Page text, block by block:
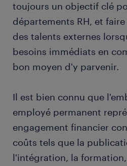
toujours un objectif clé
départements RH, et
des talents externes
besoins immédiats en
bon moyen d'y parvenir.
Il est bien connu que
employé permanent
engagement financier
coûts tels que la
l'intégration, la